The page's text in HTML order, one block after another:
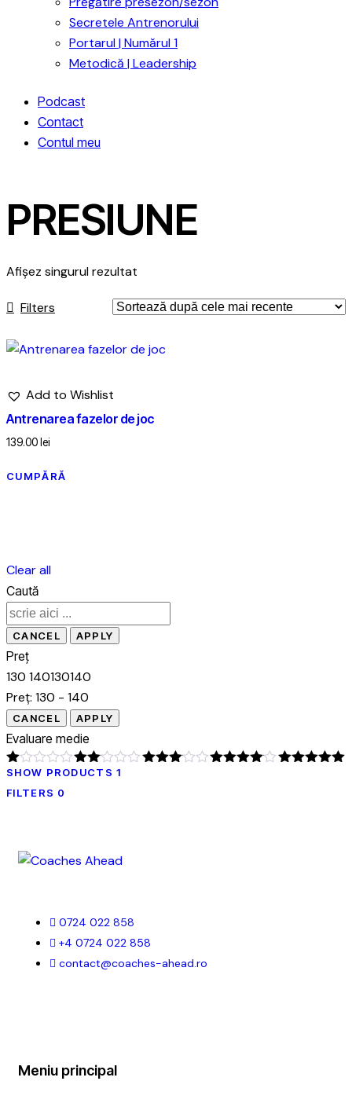
Secretele Antrenorului
Portarul | Numărul 1
Metodică | Leadership
Podcast
Contact
Contul meu
PRESIUNE
Afișez singurul rezultat
Filters
Add to Wishlist
Antrenarea fazelor de joc
139.00 lei
CUMPĂRĂ
Clear all
Caută
Preț
130 140130140
Preț: 130 - 140
Evaluare medie
Evaluat
Evaluat
la
1
SHOW PRODUCTS 1
FILTERS 0
0724 022 858
+4 0724 022 858
contact@coaches-ahead.ro
Meniu principal